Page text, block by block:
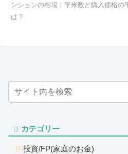
ンションの相場！平米数と購入価格の
は？
カテゴリー
投資/FP(家庭のお金)